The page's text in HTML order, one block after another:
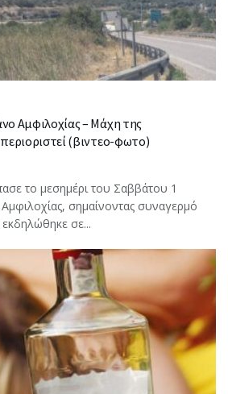
Αμφιλοχίας – Μάχη της
(βιντεο-φωτο)
το μεσημέρι του Σαββάτου 1
σημαίνοντας συναγερμό
σε...